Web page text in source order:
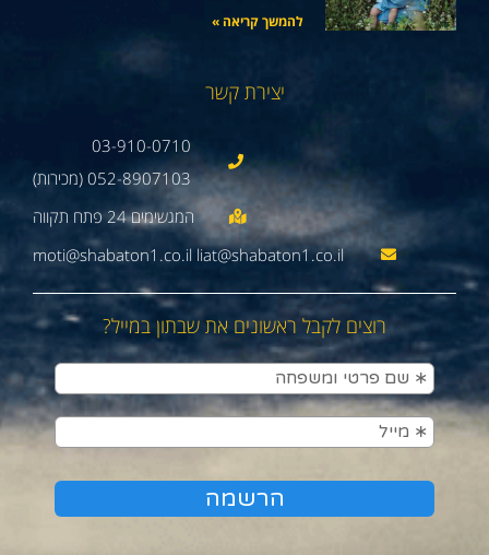
להמשך קריאה »
יצירת קשר
03-910-0710
052-8907103 (מכירות)
moti@shabaton1.co.il liat@shabaton1.co.il
רוצים לקבל ראשונים את שבתון במייל?